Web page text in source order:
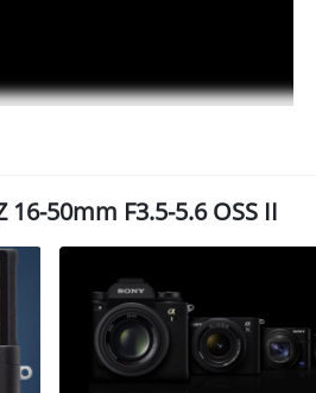
50mm F3.5-5.6 OSS II